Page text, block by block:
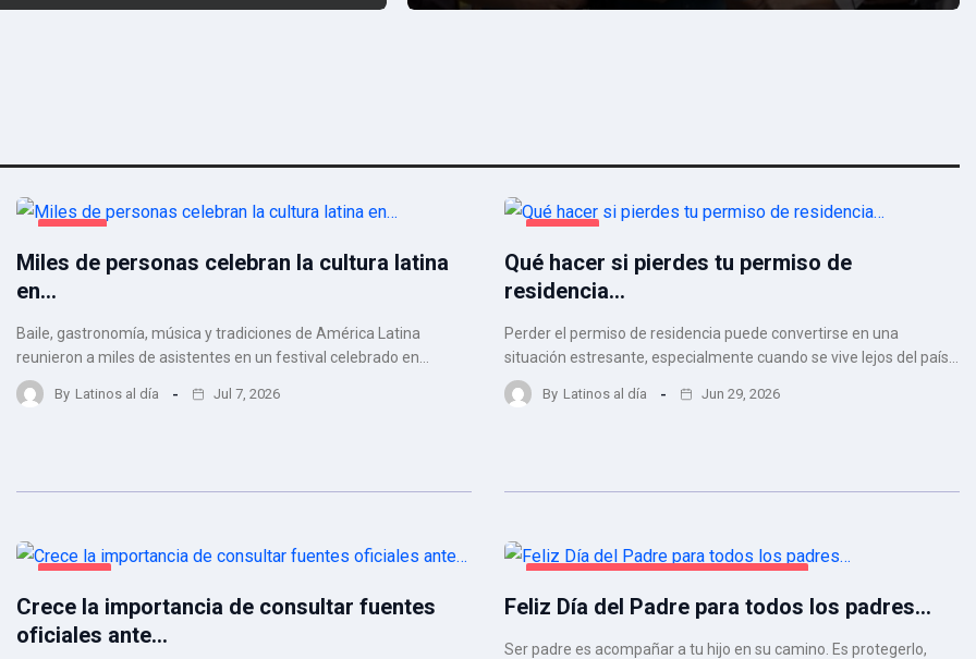
Miles de personas celebran la cultura latina
en…
Baile, gastronomía, música y tradiciones de América Latina
reunieron a miles de asistentes en un festival celebrado en…
By Latinos al día Jul 7, 2026
Qué hacer si pierdes tu permiso de
residencia…
Perder el permiso de residencia puede convertirse en una
situación estresante, especialmente cuando se vive lejos del país…
By Latinos al día Jun 29, 2026
Crece la importancia de consultar fuentes
oficiales ante…
Feliz Día del Padre para todos los padres…
Ser padre es acompañar a tu hijo en su camino. Es protegerlo,